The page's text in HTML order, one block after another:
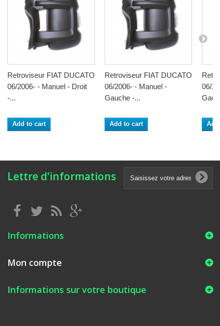
Retroviseur FIAT DUCATO
06/2006- - Manuel - Droit
-...
Add to cart
Retroviseur FIAT DUCATO
06/2006- - Manuel -
Gauche -...
Add to cart
06/
Lettre d'informations
Informations
Mon compte
Informations sur votre boutique